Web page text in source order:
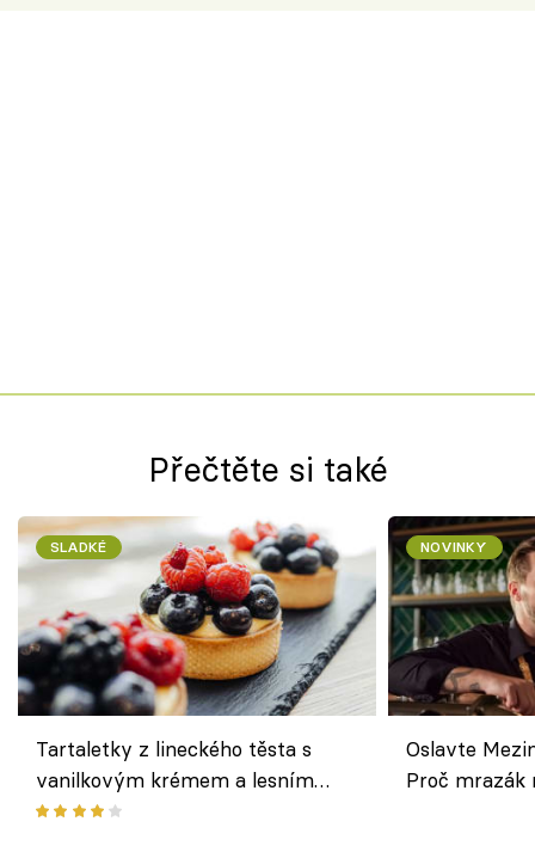
Přečtěte si také
SLADKÉ
Tartaletky z lineckého těsta s
vanilkovým krémem a lesním
ovocem podle Bread Society
NOVINKY
Oslavte
Proč